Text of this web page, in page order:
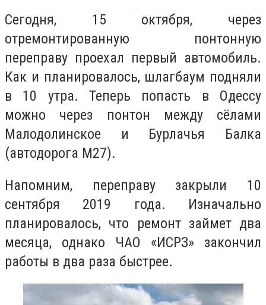
Сегодня, 15 октября, через
отремонтированную понтонную
переправу проехал первый автомобиль.
Как и планировалось, шлагбаум подняли
в 10 утра. Теперь попасть в Одессу
можно через понтон между сёлами
Малодолинское и Бурлачья Балка
(автодорога М27).
Напомним, переправу закрыли 10
сентября 2019 года. Изначально
планировалось, что ремонт займет два
месяца, однако ЧАО «ИСРЗ» закончил
работы в два раза быстрее.